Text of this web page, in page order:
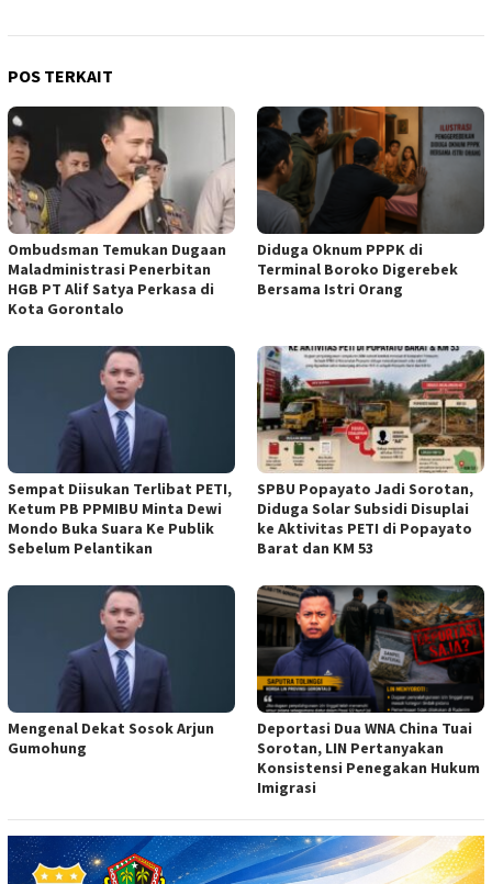
POS TERKAIT
Ombudsman Temukan Dugaan
Maladministrasi Penerbitan
HGB PT Alif Satya Perkasa di
Kota Gorontalo
Diduga Oknum PPPK di
Terminal Boroko Digerebek
Bersama Istri Orang
Sempat Diisukan Terlibat PETI,
Ketum PB PPMIBU Minta Dewi
Mondo Buka Suara Ke Publik
Sebelum Pelantikan
SPBU Popayato Jadi Sorotan,
Diduga Solar Subsidi Disuplai
ke Aktivitas PETI di Popayato
Barat dan KM 53
Mengenal Dekat Sosok Arjun
Gumohung
Deportasi Dua WNA China Tuai
Sorotan, LIN Pertanyakan
Konsistensi Penegakan Hukum
Imigrasi